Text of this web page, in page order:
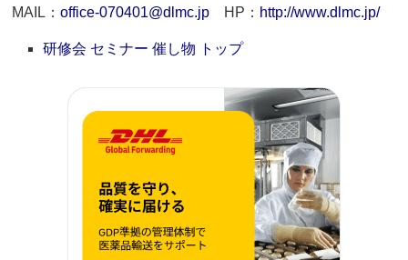
MAIL：office-070401@dlmc.jp HP： http://www.dlmc.jp/
研修会 セミナー 催し物 トップ